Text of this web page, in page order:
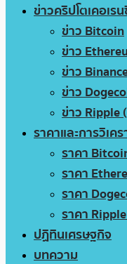
ข่าวคริปโตเคอเร
ข่าว Bitcoin
ข่าว
ข่าว
ข่าว
ข่าว Ripple
ราคาและการวิเคร
ราคา
ราคา
ราคา
ราคา
ปฏิทินเศรษฐกิจ
บทความ